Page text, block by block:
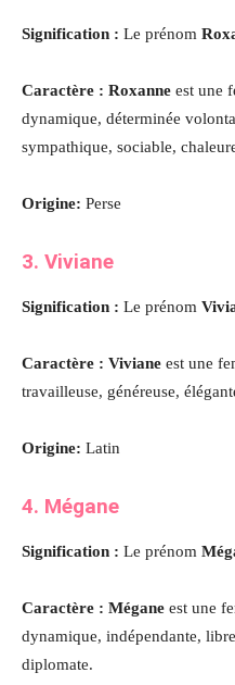
Signification : Le prénom
Caractère : Roxanne est une
dynamique, déterminée
sympathique, sociable,
Origine: Perse
3. Viviane
Signification : Le prénom
Caractère : Viviane est une
travailleuse, généreuse,
Origine: Latin
4. Mégane
Signification : Le prénom
Caractère : Mégane est une
dynamique, indépendante,
diplomate.